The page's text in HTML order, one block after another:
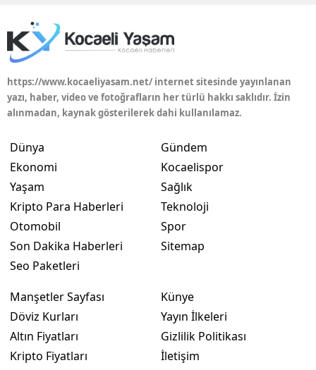
https://www.kocaeliyasam.net/ internet sitesinde yayınlanan
yazı, haber, video ve fotoğrafların her türlü hakkı saklıdır. İzin
alınmadan, kaynak gösterilerek dahi kullanılamaz.
Dünya
Ekonomi
Yaşam
Kripto Para Haberleri
Otomobil
Son Dakika Haberleri
Seo Paketleri
Gündem
Kocaelispor
Sağlık
Teknoloji
Spor
Sitemap
Manşetler Sayfası
Döviz Kurları
Altın Fiyatları
Kripto Fiyatları
Künye
Yayın İlkeleri
Gizlilik Politikası
İletişim